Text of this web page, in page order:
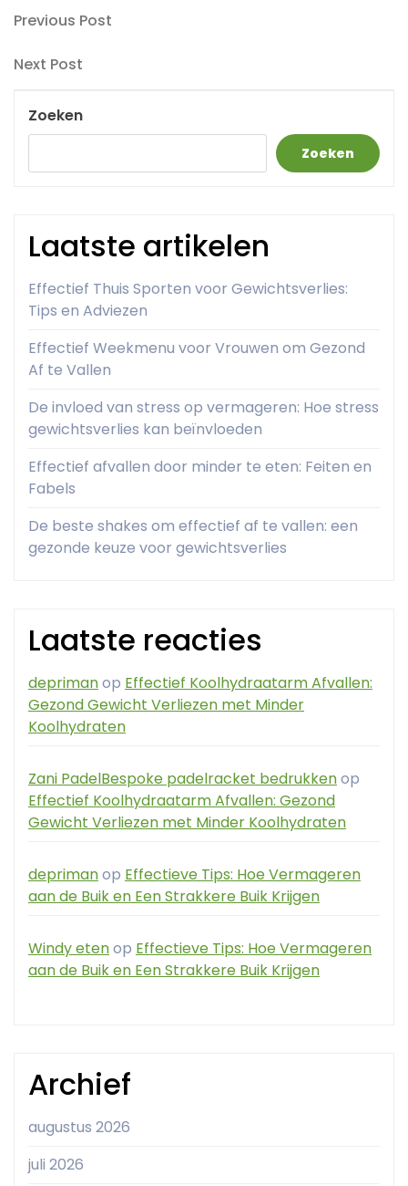
Berichtnavigatie
Previous
Previous Post
Next
Next Post
Zoeken
Zoeken
Laatste artikelen
Effectief Thuis Sporten voor Gewichtsverlies:
Tips en Adviezen
Effectief Weekmenu voor Vrouwen om Gezond
Af te Vallen
De invloed van stress op vermageren: Hoe stress
gewichtsverlies kan beïnvloeden
Effectief afvallen door minder te eten: Feiten en
Fabels
De beste shakes om effectief af te vallen: een
gezonde keuze voor gewichtsverlies
Laatste reacties
deprimanop Effectief Koolhydraatarm Afvallen:
Gezond Gewicht Verliezen met Minder
Koolhydraten
Zani PadelBespoke padelracket bedrukkenop
Effectief Koolhydraatarm Afvallen: Gezond
Gewicht Verliezen met Minder Koolhydraten
deprimanop Effectieve Tips: Hoe Vermageren
aan de Buik en Een Strakkere Buik Krijgen
Windy etenop Effectieve Tips: Hoe Vermageren
aan de Buik en Een Strakkere Buik Krijgen
Archief
augustus 2026
juli 2026